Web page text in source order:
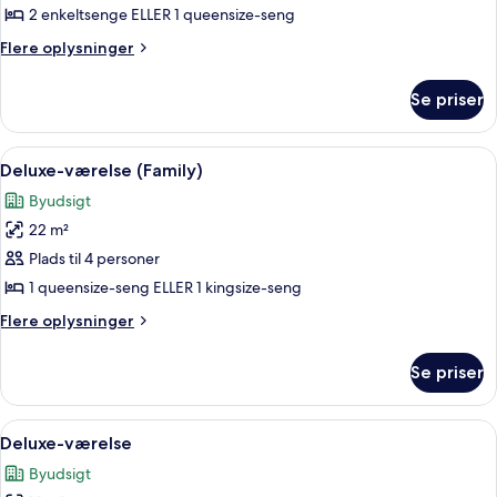
Superior-
værelse
2 enkeltsenge ELLER 1 queensize-seng
Flere oplysninger
Flere
værelse
Se priser
Indlæs
alle
billeder
af
Deluxe-
værelse
(Family)
Et moderne hotelværelse med en
15
Deluxe-værelse (Family)
Byudsigt
22 m²
Plads til 4 personer
1 queensize-seng ELLER 1 kingsize-seng
Flere oplysninger
Flere
værelse
(Family)
Se priser
Indlæs
alle
billeder
Et hotelværelse med en stor seng,
14
Deluxe-værelse
Byudsigt